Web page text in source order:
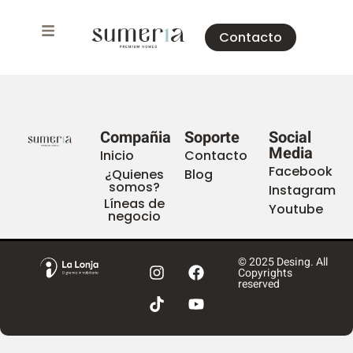
Contacto
Compañia
Inicio
¿Quienes
somos?
Líneas de
negocio
Soporte
Contacto
Blog
Social
Media
Facebook
Instagram
Youtube
© 2025 Desing. All
Copyrights
reserved